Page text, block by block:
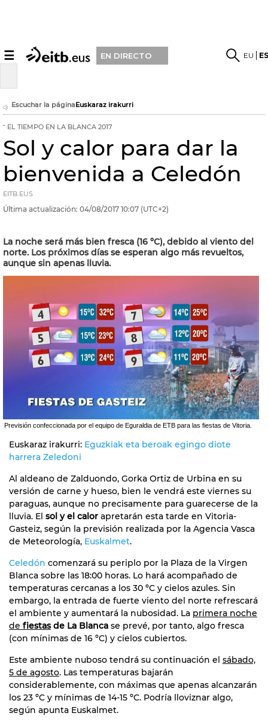
☰ EN DIRECTO EU
Escuchar la páginaEuskaraz irakurri
EL TIEMPO EN LA BLANCA 2017
Sol y calor para dar la
bienvenida a Celedón
EITB.EUS
Última actualización: 04/08/2017 10:07 (UTC+2)
La noche será más bien fresca (16 ºC), debido al viento del
norte. Los próximos días se esperan algo más revueltos,
aunque sin apenas lluvia.
Previsión confeccionada por el equipo de Eguraldia de ETB para las fiestas de Vitoria.
Euskaraz irakurri: Eguzkiak eta beroak egingo diote
harrera Zeledoni
Al aldeano de Zalduondo, Gorka Ortiz de Urbina en su
versión de carne y hueso, bien le vendrá este viernes su
paraguas, aunque no precisamente para guarecerse de la
lluvia. El sol y el calor apretarán esta tarde en Vitoria-
Gasteiz, según la previsión realizada por la Agencia Vasca
de Meteorología, Euskalmet.
Celedón comenzará su periplo por la Plaza de la Virgen
Blanca sobre las 18:00 horas. Lo hará acompañado de
temperaturas cercanas a los 30 ºC y cielos azules. Sin
embargo, la entrada de fuerte viento del norte refrescará
el ambiente y aumentará la nubosidad. La primera noche
de fiestasde La Blanca se prevé, por tanto, algo fresca
(con mínimas de 16 ºC) y cielos cubiertos.
Este ambiente nuboso tendrá su continuación el sábado,
5 de agosto. Las temperaturas bajarán
considerablemente, con máximas que apenas alcanzarán
los 23 ºC y mínimas de 14-15 ºC. Podría lloviznar algo,
según apunta Euskalmet.